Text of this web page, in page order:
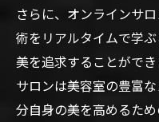
さらに、オンラインサ
術をリアルタイムで学
美を追求することがで
サロンは美容室の豊富
分自身の美を高めるた